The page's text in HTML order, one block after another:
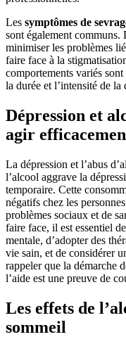
Les symptômes de
sont également
minimiser les problèmes
faire face à la
comportements variés
la durée et l’intensité de la
Dépression et
agir
La dépression et l’abus
l’alcool aggrave la
temporaire. Cette
négatifs chez les
problèmes sociaux et de
faire face, il est essentiel
mentale, d’adopter des
vie sain, et de considérer
rappeler que la démarche
l’aide est une preuve de
Les effets de
sommeil